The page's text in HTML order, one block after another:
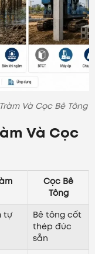
Và Cọc Bê Tông
Và Cọc
Cọc Bê
Tông
tự
Bê tông cốt
thép đúc
sẵn